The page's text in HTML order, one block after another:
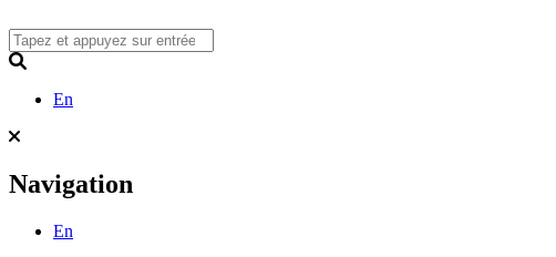
to
content
En
Navigation
En